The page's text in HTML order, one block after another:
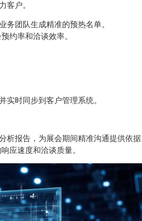
客户。
团队生成精准的预热名单。
约率和洽谈效率。
时同步到客户管理系统。
析报告，为展会期间精准沟通提供依
应速度和洽谈质量。